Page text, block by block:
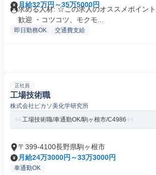
月給32万円～35万5000円
求める人材: ☆この求人のオススメポイン
歓迎 ・コツコツ、モクモ...
即日勤務OK 交通費支給
正社員
工場技術職
株式会社ピカソ美化学研究所
工場技術職/車通勤OK/駒ヶ根市/C4986
〒399-4100長野県駒ヶ根市
月給24万3000円～33万3000円
車通勤OK